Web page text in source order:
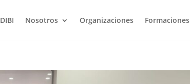
DIBI Nosotros Organizaciones Formaciones